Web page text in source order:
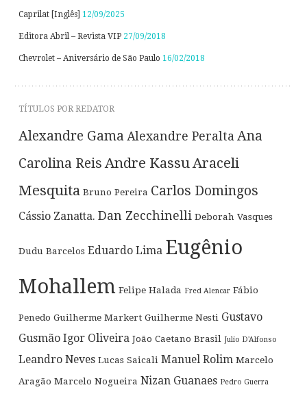
Caprilat [Inglês] 12/09/2025
Editora Abril – Revista VIP 27/09/2018
Chevrolet – Aniversário de São Paulo 16/02/2018
TÍTULOS POR REDATOR
Alexandre Gama Alexandre Peralta Ana
Carolina Reis Andre KassuAraceli
Mesquita Bruno Pereira Carlos Domingos
Cássio Zanatta. Dan Zecchinelli Deborah Vasques
Dudu Barcelos Eduardo Lima Eugênio
Mohallem Felipe Halada Fred Alencar Fábio
Penedo Guilherme Markert Guilherme Nesti Gustavo
Gusmão Igor Oliveira João Caetano Brasil Julio D'Alfonso
Leandro Neves Lucas Saicali Manuel Rolim Marcelo
Aragão Marcelo Nogueira Nizan Guanaes Pedro Guerra